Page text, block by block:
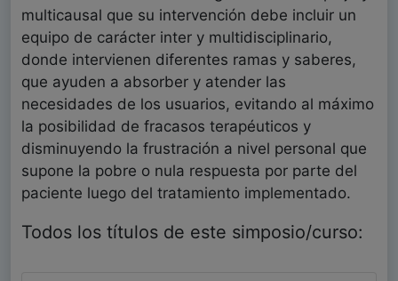
multicausal que su intervención debe incluir un
equipo de carácter inter y multidisciplinario,
donde intervienen diferentes ramas y saberes,
que ayuden a absorber y atender las
necesidades de los usuarios, evitando al máximo
la posibilidad de fracasos terapéuticos y
disminuyendo la frustración a nivel personal que
supone la pobre o nula respuesta por parte del
paciente luego del tratamiento implementado.
Todos los títulos de este simposio/curso: